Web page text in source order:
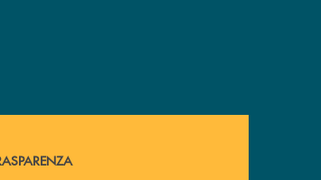
di alcuni documenti ? Vai alla pagina della